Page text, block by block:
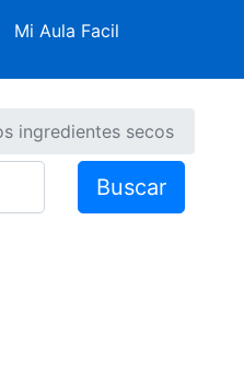
Mi Aula Facil
ingredientes secos
Buscar